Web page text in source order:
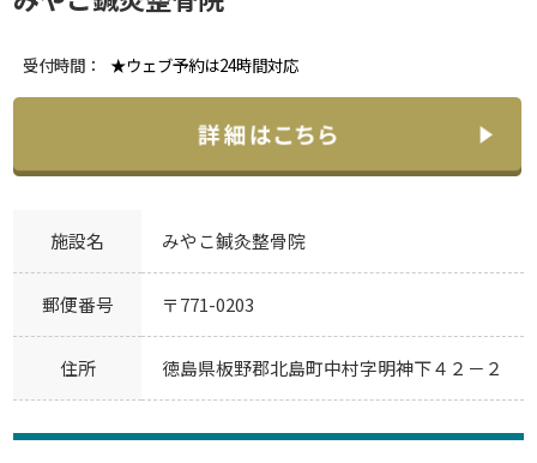
受付時間： ★ウェブ予約は24時間対応
施設名 みやこ鍼灸整骨院
郵便番号 〒771-0203
住所 徳島県板野郡北島町中村字明神下４２－２